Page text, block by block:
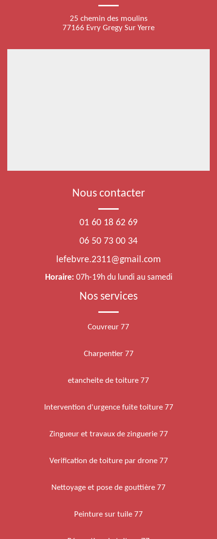
25 chemin des moulins
77166 Evry Gregy Sur Yerre
Nous contacter
01 60 18 62 69
06 50 73 00 34
lefebvre.2311@gmail.com
Horaire: 07h-19h du lundi au samedi
Nos services
Couvreur 77
Charpentier 77
etancheite de toiture 77
Intervention d'urgence fuite toiture 77
Zingueur et travaux de zinguerie 77
Verification de toiture par drone 77
Nettoyage et pose de gouttière 77
Peinture sur tuile 77